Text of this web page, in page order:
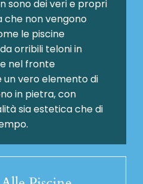
sono dei veri e propri
che non vengono
le piscine
orribili teloni in
nel fronte
un vero elemento di
in pietra, con
sia estetica che di